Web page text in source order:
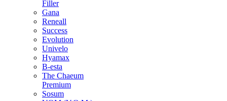
Filler
Gana
Reneall
Success
Evolution
Univelo
Hyamax
B-esta
The Chaeum
Premium
Sosum